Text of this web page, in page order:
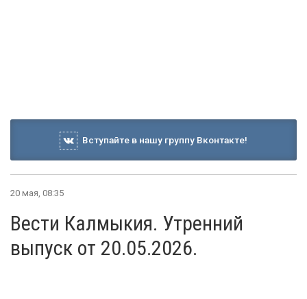
Вступайте в нашу группу Вконтакте!
20 мая, 08:35
Вести Калмыкия. Утренний
выпуск от 20.05.2026.